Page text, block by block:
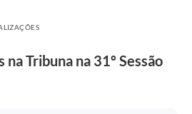
Tribuna na 31º Sessão